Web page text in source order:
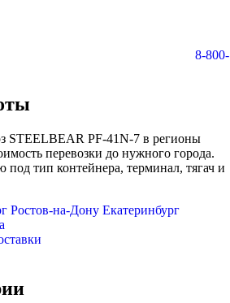
8-800-
STEELBEAR PF-41N-7 в регионы
перевозки до нужного города.
тип контейнера, терминал, тягач и
Ростов-на-Дону Екатеринбург